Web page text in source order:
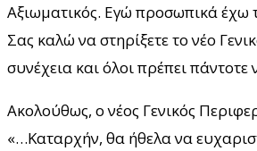
Αξιωματικός. Εγώ προσωπικά έχω
Σας καλώ να στηρίξετε το νέο
συνέχεια και όλοι πρέπει πάντοτε
Ακολούθως, ο νέος Γενικός
«…Καταρχήν, θα ήθελα να